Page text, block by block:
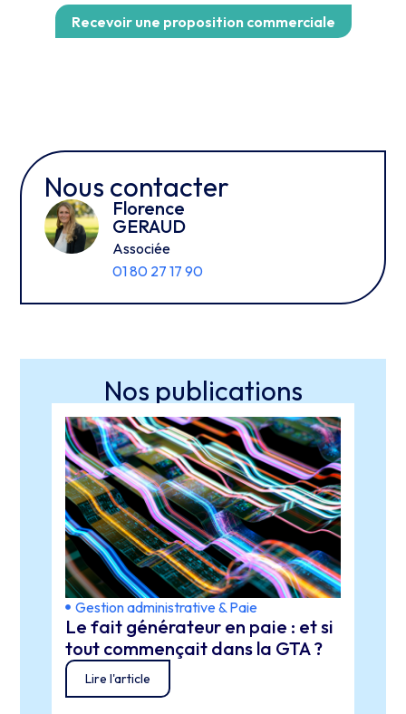
Recevoir une proposition commerciale
Nous contacter
Florence
GERAUD
Associée
01 80 27 17 90
Nos publications
Gestion administrative & Paie
Le fait générateur en paie : et si
tout commençait dans la GTA ?
Lire l'article